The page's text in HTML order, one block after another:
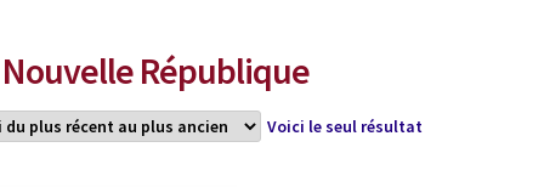
Nouvelle République
Voici le seul résultat